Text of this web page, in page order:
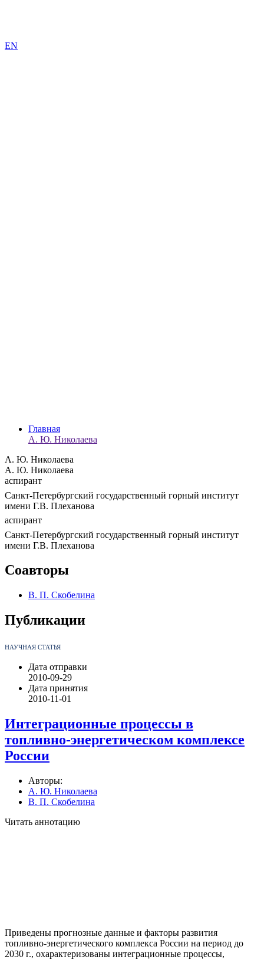
EN
Главная
А. Ю. Николаева
А. Ю. Николаева
А. Ю. Николаева
аспирант
Санкт-Петербургский государственный горный институт
имени Г.В. Плеханова
аспирант
Санкт-Петербургский государственный горный институт
имени Г.В. Плеханова
Соавторы
В. П. Скобелина
Публикации
НАУЧНАЯ СТАТЬЯ
Дата отправки
2010-09-29
Дата принятия
2010-11-01
Интеграционные процессы в
топливно-энергетическом комплексе
России
Авторы:
А. Ю. Николаева
В. П. Скобелина
Читать аннотацию
Приведены прогнозные данные и факторы развития
топливно-энергетического комплекса России на период до
2030 г., охарактеризованы интеграционные процессы,